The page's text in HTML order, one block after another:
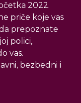
2022.
priče koje vas
prepoznate
polici,
vas.
bezbedni i